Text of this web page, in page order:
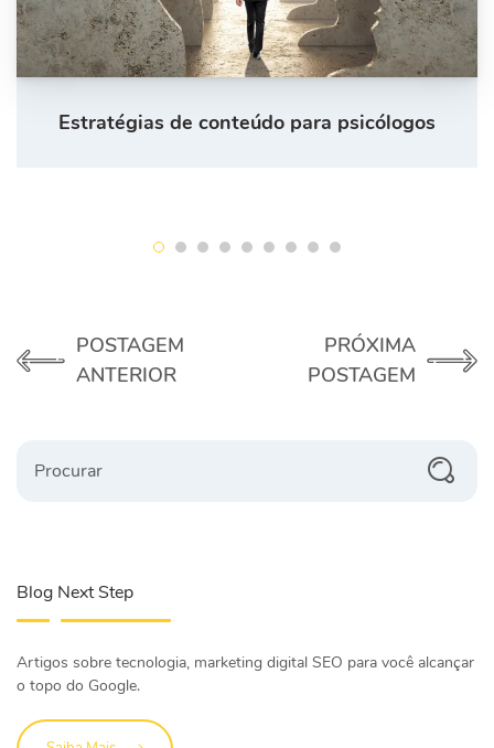
Estratégias de conteúdo para psicólogos
POSTAGEM
ANTERIOR
PRÓXIMA
POSTAGEM
Blog Next Step
Artigos sobre tecnologia, marketing digital SEO para você alcançar
o topo do Google.